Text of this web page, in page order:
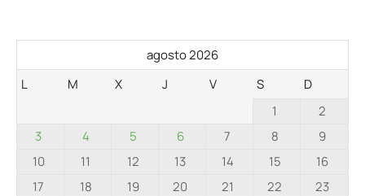
agosto 2026
L
M X J V S
D
1
2
3
4 5 6 7 8
9
10
11 12 13 14 15
16
17
18 19 20 21 22
23